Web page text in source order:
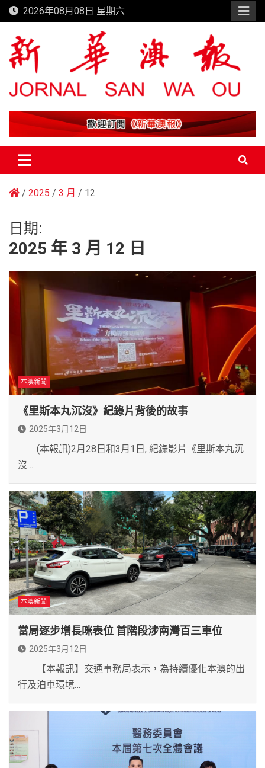
Skip
to
content
2026年08月08日 星期六
新華澳報
2025 3 月 12
日期:
2025 年 3 月 12 日
本澳新聞
《里斯本丸沉沒》紀錄片背後的故事
2025年3月12日
(本報訊)2月28日和3月1日, 紀錄影片《里斯本丸沉
沒…
本澳新聞
當局逐步增長咪表位 首階段涉南灣百三車位
2025年3月12日
【本報訊】交通事務局表示，為持續優化本澳的出
行及泊車環境…